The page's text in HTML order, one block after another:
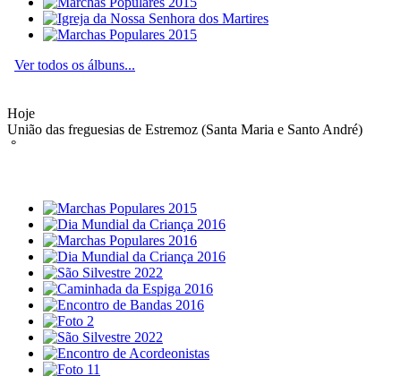
Ver todos os álbuns...
Hoje
União das freguesias de Estremoz (Santa Maria e Santo André)
°